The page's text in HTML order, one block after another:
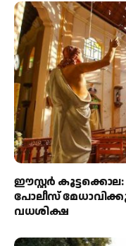
ഈസ്റ്റർ
പോലീസ്
വധശിക്ഷ